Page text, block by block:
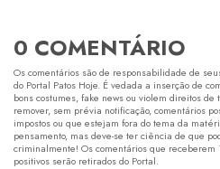
0 COMENTÁRIO
Os comentários são de responsabilidade de
do Portal Patos Hoje. É vedada a inserção de
bons costumes, fake news ou violem direitos
remover, sem prévia notificação, comentários
impostos ou que estejam fora do tema da
pensamento, mas deve-se ter ciência de que
criminalmente! Os comentários que receberem
positivos serão retirados do Portal.